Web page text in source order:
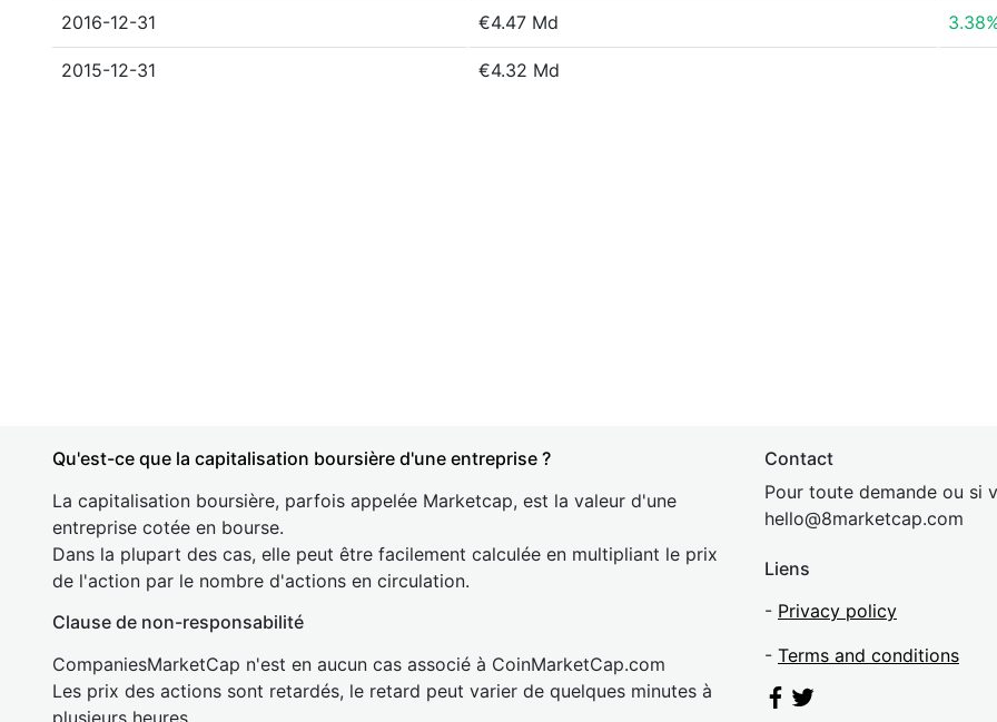
2016-12-31 €4.47 Md
2015-12-31 €4.32 Md
Qu'est-ce que la capitalisation boursière d'une entreprise ?
La capitalisation boursière, parfois appelée Marketcap, est la valeur d'une
entreprise cotée en bourse.
Dans la plupart des cas, elle peut être facilement calculée en multipliant le prix
de l'action par le nombre d'actions en circulation.
Clause de non-responsabilité
CompaniesMarketCap n'est en aucun cas associé à CoinMarketCap.com
Les prix des actions sont retardés, le retard peut varier de quelques minutes à
plusieurs heures.
Contact
Pour toute demande ou si
hello@8marketcap.com
Liens
- Privacy policy
- Terms and conditions